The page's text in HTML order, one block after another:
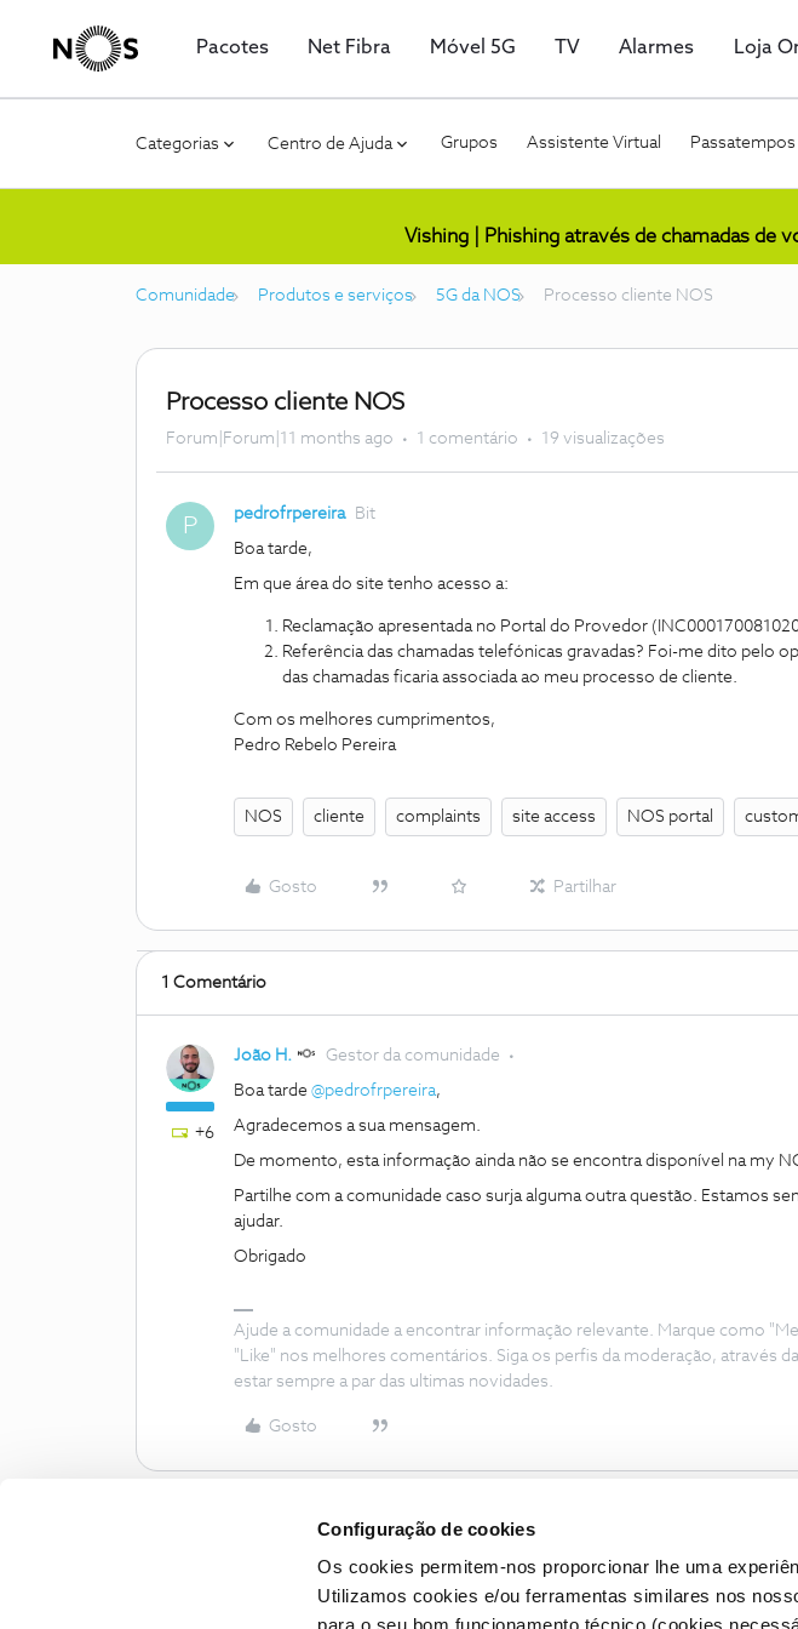
Configuração de cookies
Os cookies permitem-nos proporcionar lhe uma
Utilizamos cookies e/ou ferramentas similares nos
Pacotes Net Fibra Móvel 5G TV Alarmes Loja
Categorias Centro de Ajuda Grupos Assistente Virtual Passatempos
Vishing | Phishing através de chamadas de
Comunidade Produtos e serviços 5G da NOS Processo cliente NOS
Processo cliente NOS
Forum|Forum|11 months ago 1 comentário 19 visualizações
P pedrofrpereira Bit
Boa tarde,
Em que área do site tenho acesso a:
Reclamação apresentada no Portal do Provedor
Referência das chamadas telefónicas gravadas? Foi-me dito pelo
das chamadas ficaria associada ao meu processo de cliente.
Com os melhores cumprimentos,
Pedro Rebelo Pereira
NOS cliente complaints site access NOS portal
Gosto Partilhar
1 Comentário
+6
João H. Gestor da comunidade
Boa tarde ​ @pedrofrpereira,
Agradecemos a sua mensagem.
De momento, esta informação ainda não se encontra disponível na my
Partilhe com a comunidade caso surja alguma outra questão. Estamos
ajudar.
Obrigado
Ajude a comunidade a encontrar informação relevante. Marque como
"Like" nos melhores comentários. Siga os perfis da moderação, através
estar sempre a par das ultimas novidades.
Gosto